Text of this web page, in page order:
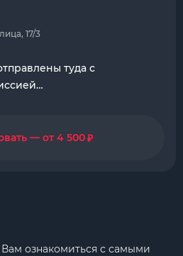
17/3
туда с
— от 4 500₽
Вам ознакомиться с самыми